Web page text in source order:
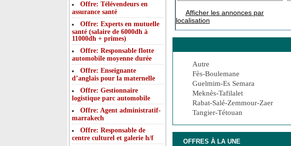
Offre: Télévendeurs en
assurance santé
Offre: Experts en mutuelle
santé (salaire de 6000dh à
11000dh + primes)
Offre: Responsable flotte
automobile moyenne durée
Offre: Enseignante
d’anglais pour la maternelle
Offre: Gestionnaire
logistique parc automobile
Offre: Agent administratif-
marrakech
Offre: Responsable de
centre culturel et galerie h/f
Afficher les annonces par
localisation
Autre
Fès-Boulemane
Guelmim-Es Semara
Meknès-Tafilalet
Rabat-Salé-Zemmour-Zaer
Tangier-Tétouan
OFFRES À LA UNE